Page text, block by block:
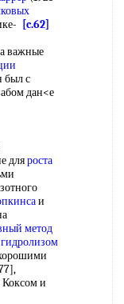
[c.62]
важные
был с
дан<е
дляроста
и
метод
и